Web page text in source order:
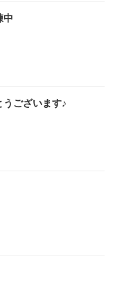
中
うございます♪